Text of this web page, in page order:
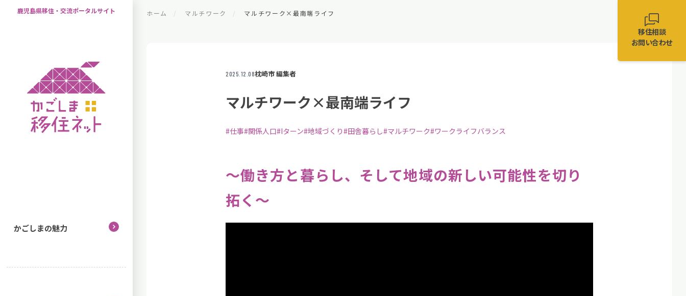
移住相談
お問い合わせ
鹿児島県移住・交流ポータルサイト
かごしまの魅力
ホーム マルチワーク マルチワーク×最南端ライフ
2025.12.08枕崎市 編集者
マルチワーク×最南端ライフ
#仕事#関係人口#Iターン#地域づくり#田舎暮らし#マルチワーク#ワークライフバランス
〜働き方と暮らし、そして地域の新しい可能性を切り
拓く〜